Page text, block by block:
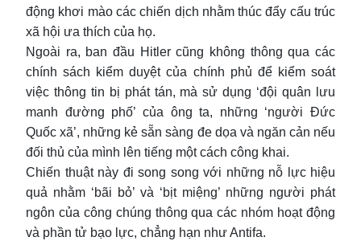
động khơi mào các chiến dịch nhằm thúc đẩy cấu trúc
xã hội ưa thích của họ.
Ngoài ra, ban đầu Hitler cũng không thông qua các
chính sách kiểm duyệt của chính phủ để kiểm soát
việc thông tin bị phát tán, mà sử dụng ‘đội quân lưu
manh đường phố’ của ông ta, những ‘người Đức
Quốc xã’, những kẻ sẵn sàng đe dọa và ngăn cản nếu
đối thủ của mình lên tiếng một cách công khai.
Chiến thuật này đi song song với những nỗ lực hiệu
quả nhằm ‘bãi bỏ’ và ‘bịt miệng’ những người phát
ngôn của công chúng thông qua các nhóm hoạt động
và phần tử bạo lực, chẳng hạn như Antifa.